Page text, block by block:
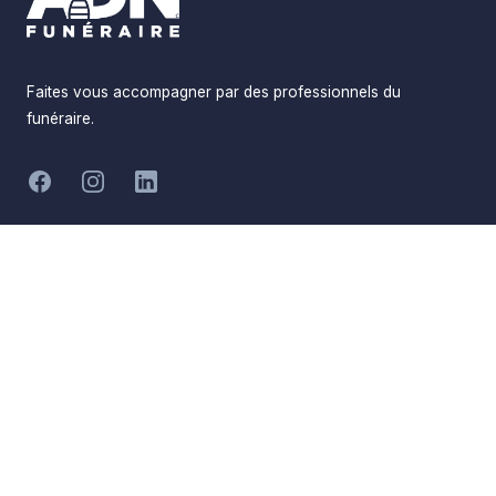
Informations
Faites vous accompagner par des professionnels du
funéraire.
FacebookInstagramLinkedIn